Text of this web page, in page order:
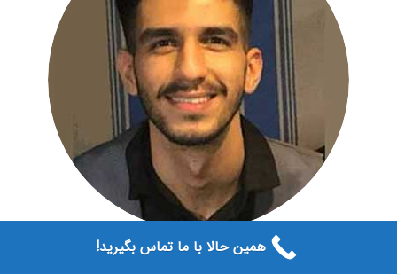
همین حالا با ما تماس بگیرید!